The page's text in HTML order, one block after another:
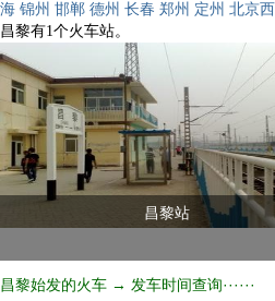
海 锦州 邯郸 德州 长春 郑州 定州 北京西
昌黎有1个火车站。
昌黎站
昌黎始发的火车 → 发车时间查询······